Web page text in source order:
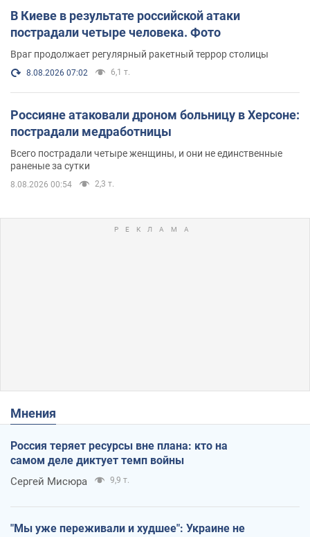
В Киеве в результате российской атаки
пострадали четыре человека. Фото
Враг продолжает регулярный ракетный террор столицы
8.08.2026 07:02 6,1 т.
Россияне атаковали дроном больницу в Херсоне:
пострадали медработницы
Всего пострадали четыре женщины, и они не единственные
раненые за сутки
8.08.2026 00:54 2,3 т.
Мнения
Россия теряет ресурсы вне плана: кто на
самом деле диктует темп войны
Сергей Мисюра 9,9 т.
"Мы уже переживали и худшее": Украине не